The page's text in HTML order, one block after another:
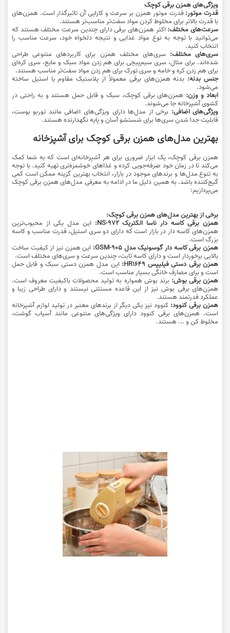
ویژگی‌های همزن برقی کوچک
قدرت موتور: قدرت موتور همزن بر سرعت و کارایی آن تاثیرگذار است. همزن‌های
با قدرت بالاتر برای مخلوط کردن مواد سفت‌تر مناسب‌تر هستند.
سرعت‌های مختلف: اکثر همزن‌های برقی دارای چندین سرعت مختلف هستند که
می‌توانید با توجه به نوع مواد غذایی و نتیجه دلخواه خود، سرعت مناسب را
انتخاب کنید.
سری‌های مختلف: سری‌های مختلف همزن برای کاربردهای متنوعی طراحی
شده‌اند. برای مثال، سری سیم‌پیچی برای هم زدن مواد سبک و مایع، سری کره‌ای
برای هم زدن کره و خامه و سری تورک برای هم زدن مواد سفت‌تر مناسب هستند.
جنس بدنه: بدنه همزن‌های برقی معمولاً از پلاستیک مقاوم یا استیل ساخته
می‌شود.
ابعاد و وزن: همزن‌های برقی کوچک، سبک و قابل حمل هستند و به راحتی در
کشوی آشپزخانه جا می‌شوند.
ویژگی‌های اضافی: برخی از مدل‌ها دارای ویژگی‌های اضافی مانند توربو بوست،
قابلیت جدا شدن سری‌ها برای شستشو آسان و پایه نگهدارنده هستند.
بهترین مدل‌های همزن برقی کوچک برای آشپزخانه
همزن برقی کوچک، یک ابزار ضروری برای هر آشپزخانه‌ای است که به شما کمک
می‌کند تا در زمان خود صرفه‌جویی کرده و غذاهای خوشمزه‌تری تهیه کنید. با توجه
به تنوع مدل‌ها و برندهای موجود در بازار، انتخاب بهترین گزینه ممکن است کمی
گیج‌کننده باشد. به همین دلیل ما در ادامه به معرفی مدل‌های همزن برقی کوچک
می‌پردازیم:
برخی از بهترین مدل‌های همزن برقی کوچک:
همزن برقی کاسه دار ناسا الکتریک NS-972:
این مدل یکی از محبوب‌ترین
همزن‌های کاسه دار در بازار است که دارای دو سری استیل، قدرت مناسب و کاسه
بزرگ است.
همزن برقی کاسه دار گوسونیک مدل GSM-905:
این همزن نیز از کیفیت ساخت
بالایی برخوردار است و دارای کاسه ثابت، چندین سرعت و سری‌های مختلف است.
همزن برقی دستی فیلیپس HR1649:
این مدل همزن دستی سبک و قابل حمل
است و برای مصارف خانگی بسیار مناسب است.
همزن برقی بوش: برند بوش همواره به تولید محصولات باکیفیت معروف است.
همزن‌های برقی بوش نیز از این قاعده مستثنی نیستند و دارای طراحی زیبا و
عملکرد قدرتمند هستند.
همزن برقی کنوود: کنوود نیز یکی دیگر از برندهای معتبر در تولید لوازم آشپزخانه
است. همزن‌های برقی کنوود دارای ویژگی‌های متنوعی مانند آسیاب گوشت،
مخلوط کن و ... هستند.